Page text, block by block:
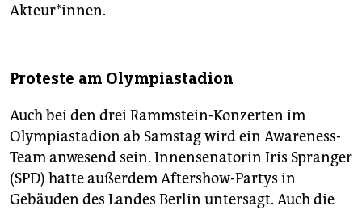
Akteur*innen.
Proteste am Olympiastadion
Auch bei den drei Rammstein-Konzerten im
Olympiastadion ab Samstag wird ein Awareness-
Team anwesend sein. Innensenatorin Iris Spranger
(SPD) hatte außerdem Aftershow-Partys in
Gebäuden des Landes Berlin untersagt. Auch die